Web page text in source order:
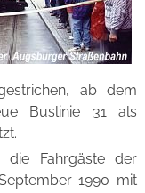
ab dem
Buslinie 31 als
die Fahrgäste der
1990 mit